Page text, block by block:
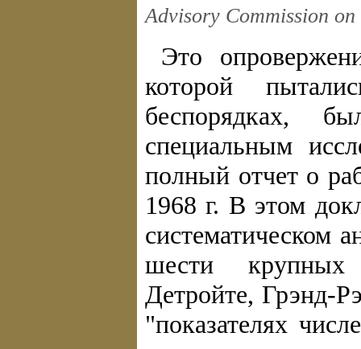
Advisory Commission
Это
которой
беспорядках,
специальным
полный отчет о
1968 г. В этом
систематическом
шести крупных
Детройте, Грэнд-
"показателях